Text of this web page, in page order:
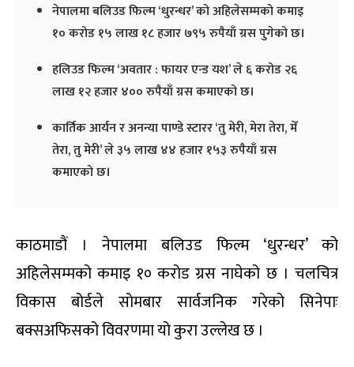
नेपालमा बलिउड फिल्म ‘धुरन्धर’ को अहिलेसम्मको कमाइ
१० करोड १५ लाख १८ हजार ७९५ रुपैयाँ ग्रस पुगेको छ।
हलिउड फिल्म ‘अवतार : फायर एन्ड यश’ ले ६ करोड २६
लाख १२ हजार ४०० रुपैयाँ ग्रस कमाएको छ।
कार्तिक आर्यन र अनन्या पाण्डे स्टारर ‘तु मेरी, मेरा तेरा, मेँ
तेरा, तु मेरी’ ले ३५ लाख ४४ हजार १५३ रुपैयाँ ग्रस
कमाएको छ।
काठमाडौं । नेपालमा बलिउड फिल्म ‘धुरन्धर’ को
अहिलेसम्मको कमाइ १० करोड ग्रस नाघेको छ । चलचित्र
विकास बोर्डले सोमबार सार्वजनिक गरेको सिनेपाः
बक्सअफिसको विवरणमा यो कुरा उल्लेख छ ।